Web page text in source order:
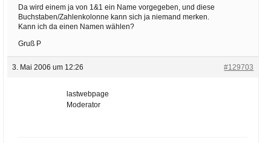
Da wird einem ja von 1&1 ein Name vorgegeben, und diese
Buchstaben/Zahlenkolonne kann sich ja niemand merken.
Kann ich da einen Namen wählen?
Gruß P
3. Mai 2006 um 12:26 #129703
lastwebpage
Moderator